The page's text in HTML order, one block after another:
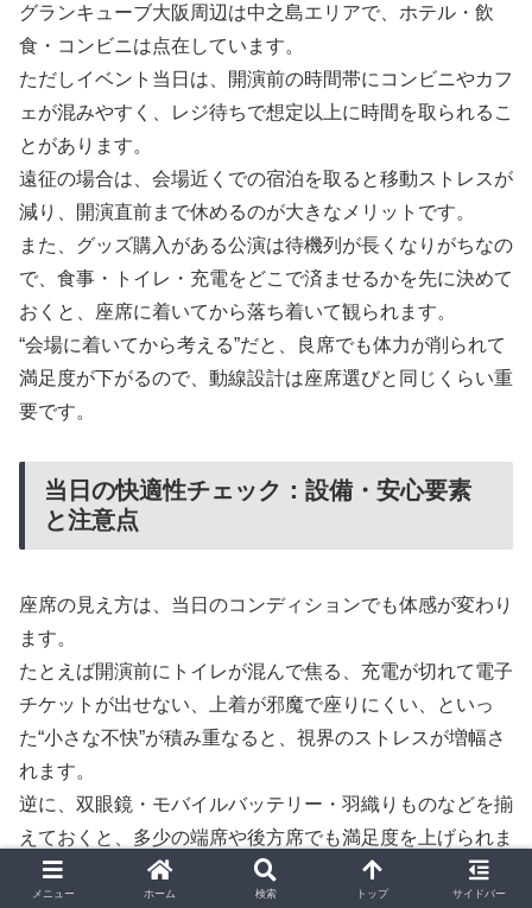
グランキューブ大阪周辺は中之島エリアで、ホテル・飲
食・コンビニは点在しています。
ただしイベント当日は、開演前の時間帯にコンビニやカフ
ェが混みやすく、レジ待ちで想定以上に時間を取られるこ
とがあります。
遠征の場合は、会場近くでの宿泊を取ると移動ストレスが
減り、開演直前まで休めるのが大きなメリットです。
また、グッズ購入がある公演は待機列が長くなりがちなの
で、食事・トイレ・充電をどこで済ませるかを先に決めて
おくと、座席に着いてから落ち着いて観られます。
“会場に着いてから考える”だと、良席でも体力が削られて
満足度が下がるので、動線設計は座席選びと同じくらい重
要です。
当日の快適性チェック：設備・安心要素
と注意点
座席の見え方は、当日のコンディションでも体感が変わり
ます。
たとえば開演前にトイレが混んで焦る、充電が切れて電子
チケットが出せない、上着が邪魔で座りにくい、といっ
た“小さな不快”が積み重なると、視界のストレスが増幅さ
れます。
逆に、双眼鏡・モバイルバッテリー・羽織りものなどを揃
えておくと、多少の端席や後方席でも満足度を上げられま
す。
また子供連れや女性同士の場合は、出入りしやすい席やト
メニュー ホーム 検索 トップ サイドバー